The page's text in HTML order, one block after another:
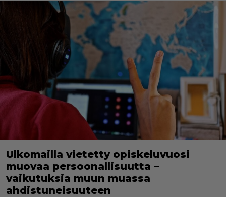
Ulkomailla vietetty opiskeluvuosi
muovaa persoonallisuutta –
vaikutuksia muun muassa
ahdistuneisuuteen